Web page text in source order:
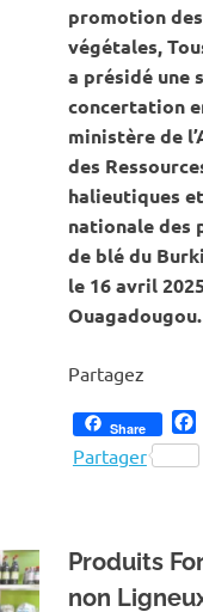
promotion
végétales,
a présidé une
concertation
ministère de
des
halieutiques
nationale des
de blé du
le 16 avril
Ouagadougou.
Partagez
Share
Partager
Produits
non